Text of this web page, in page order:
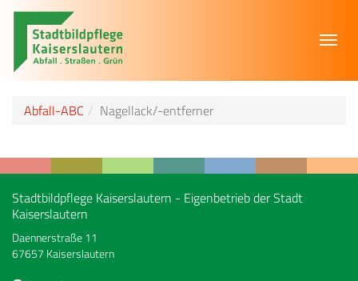
Abfall-ABC Nagellack/-entferner
Stadtbildpflege Kaiserslautern - Eigenbetrieb der Stadt
Kaiserslautern
Daennerstraße 11
67657 Kaiserslautern